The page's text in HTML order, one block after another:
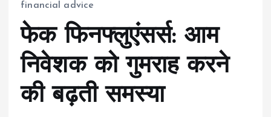
financial advice
फेक फिनफ्लुएंसर्स: आम
निवेशक को गुमराह करने
की बढ़ती समस्या